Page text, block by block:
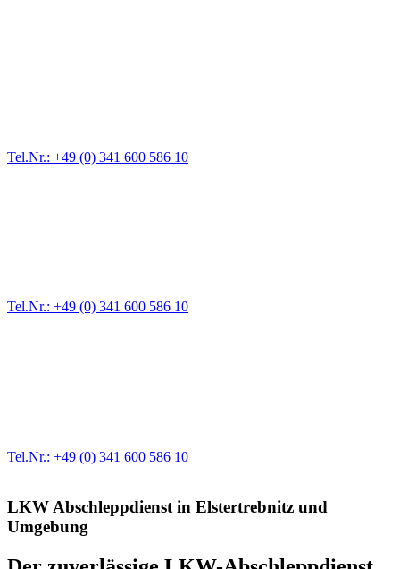
Tel.Nr.: +49 (0) 341 600 586 10
Tel.Nr.: +49 (0) 341 600 586 10
Tel.Nr.: +49 (0) 341 600 586 10
LKW Abschleppdienst in Elstertrebnitz und
Umgebung